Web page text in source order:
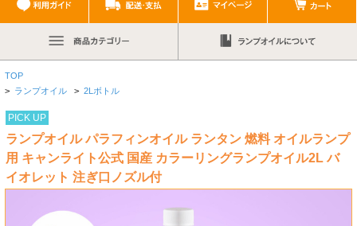
TOP
> ランプオイル > 2Lボトル
PICK UP
ランプオイル パラフィンオイル ランタン 燃料 オイルランプ
用 キャンライト公式 国産 カラーリングランプオイル2L バ
イオレット 注ぎ口ノズル付